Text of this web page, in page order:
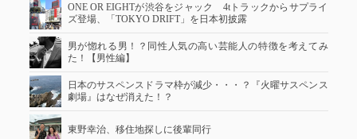
ONE OR EIGHTが渋谷をジャック 4tトラックからサプライ
ズ登場、「TOKYO DRIFT」を日本初披露
男が惚れる男！？同性人気の高い芸能人の特徴を考えてみ
た！【男性編】
日本のサスペンスドラマ枠が減少・・・？『火曜サスペンス
劇場』はなぜ消えた！？
東野幸治、移住地探しに後輩同行